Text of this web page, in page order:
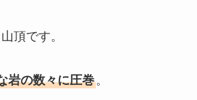
頂です。
岩の数々に圧巻。